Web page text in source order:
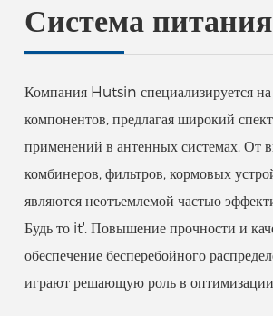
Система
Компания Hutsin специализируется
компонентов, предлагая широкий
применений в антенных системах. От
комбинеров, фильтров, кормовых
являются неотъемлемой частью
Будь то it'. Повышение прочности и
обеспечение бесперебойного
играют решающую роль в оптимизации